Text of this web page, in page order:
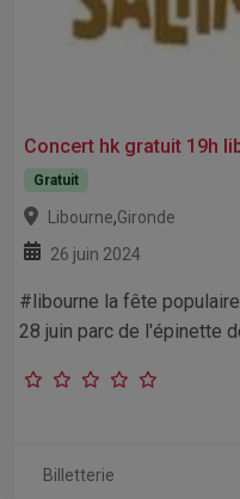
Concert hk gratuit 19h
Gratuit
Libourne,Gironde
26 juin 2024
#libourne la fête
28 juin parc de l'épinette
Billetterie